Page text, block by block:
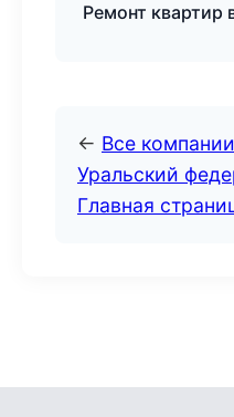
Ремонт квартир
← Все
Уральский
Главная